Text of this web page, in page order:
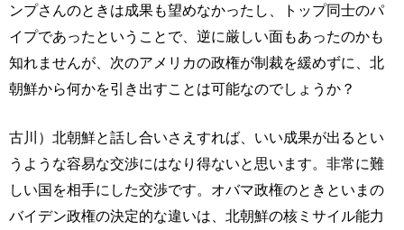
ンプさんのときは成果も望めなかったし、トップ同士のパ
イプであったということで、逆に厳しい面もあったのかも
知れませんが、次のアメリカの政権が制裁を緩めずに、北
朝鮮から何かを引き出すことは可能なのでしょうか？
古川）北朝鮮と話し合いさえすれば、いい成果が出るとい
うような容易な交渉にはなり得ないと思います。非常に難
しい国を相手にした交渉です。オバマ政権のときといまの
バイデン政権の決定的な違いは、北朝鮮の核ミサイル能力